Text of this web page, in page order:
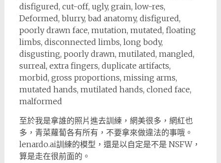
disfigured, cut-off, ugly, grain, low-res,
Deformed, blurry, bad anatomy, disfigured,
poorly drawn face, mutation, mutated, floating
limbs, disconnected limbs, long body,
disgusting, poorly drawn, mutilated, mangled,
surreal, extra fingers, duplicate artifacts,
morbid, gross proportions, missing arms,
mutated hands, mutilated hands, cloned face,
malformed
至於我是拿誰的照片進去訓練，網美很多，網紅也
多，青菜蘿蔔各有所有，不要拿來做違法的事哦。
lenardo.ai訓練的模型，還是以自定是不是 NSFW，
算是走在很前面的。